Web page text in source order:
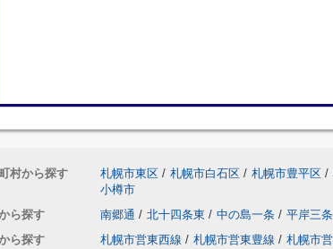
村から探す 札幌市東区 / 札幌市白石区 / 札幌市豊平区 /
小樽市
ら探す
南郷通 / 北十四条東 / 中の島一条 / 平岸三条
ら探す
札幌市営東西線 / 札幌市営東豊線 / 札幌市